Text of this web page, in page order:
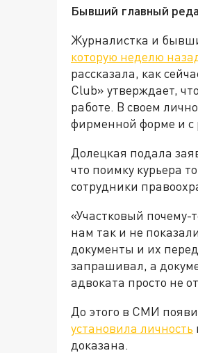
Бывший главный
Журналистка и
которую неделю
рассказала, как
Сlub» утверждает,
работе. В своем
фирменной форме и с
Долецкая подала
что поимку курьера
сотрудники
«Участковый почему-
нам так и не
документы и их
запрашивал, а
адвоката просто не
До этого в СМИ
установила личность
доказана.